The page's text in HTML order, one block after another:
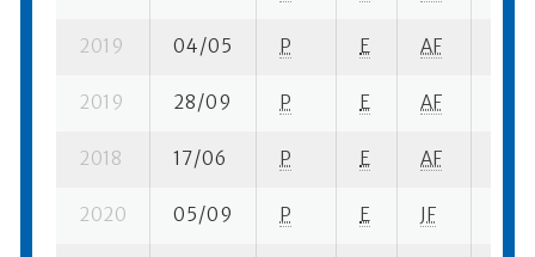
2019 04/05 P E AF
2019 28/09 P E AF
2018 17/06 P E AF
2020 05/09 P E JF